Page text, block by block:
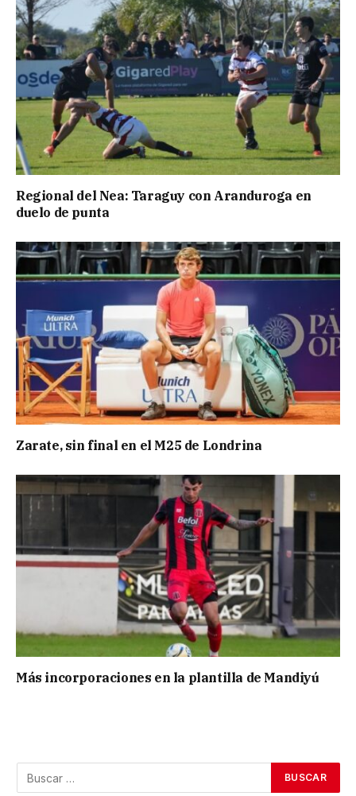
Regional del Nea: Taraguy con Aranduroga en
duelo de punta
Zarate, sin final en el M25 de Londrina
Más incorporaciones en la plantilla de Mandiyú